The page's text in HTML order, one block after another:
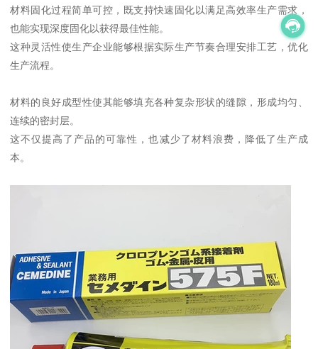
材料固化过程简单可控，既支持快速固化以满足高效率生产需求，
也能实现深度固化以获得最佳性能。
这种灵活性使生产企业能够根据实际生产节奏合理安排工艺，优化
生产流程。
材料的良好成型性使其能够填充各种复杂形状的缝隙，形成均匀、
连续的密封层。
这不仅提高了产品的可靠性，也减少了材料浪费，降低了生产成
本。